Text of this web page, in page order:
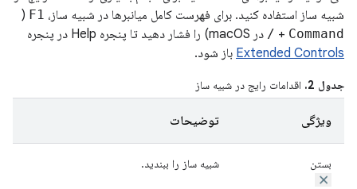
شبیه ساز استفاده کنید. برای فهرست کامل میانبرها در شبیه ساز، F1
(
Command
+
/ در macOS) را فشار دهید تا پنجره Help در پنجره
Extended Controls باز شود.
جدول 2. اقدامات رایج در شبیه ساز
ویژگی توضیحات
بستن شبیه ساز را ببندید.